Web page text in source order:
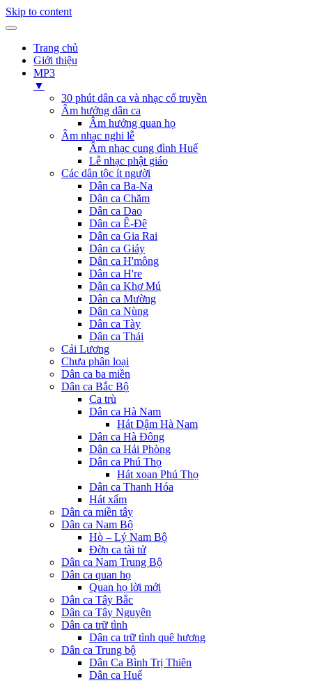
Skip to content
Trang chủ
Giới thiệu
MP3
▼
30 phút dân ca và nhạc cổ truyền
Âm hưởng dân ca
Âm hưởng quan họ
Âm nhạc nghi lễ
Âm nhạc cung đình Huế
Lễ nhạc phật giáo
Các dân tộc ít người
Dân ca Ba-Na
Dân ca Chăm
Dân ca Dao
Dân ca Ê-Đê
Dân ca Gia Rai
Dân ca Giáy
Dân ca H'mông
Dân ca H're
Dân ca Khơ Mú
Dân ca Mường
Dân ca Nùng
Dân ca Tày
Dân ca Thái
Cải Lương
Chưa phân loại
Dân ca ba miền
Dân ca Bắc Bộ
Ca trù
Dân ca Hà Nam
Hát Dậm Hà Nam
Dân ca Hà Đông
Dân ca Hải Phòng
Dân ca Phú Thọ
Hát xoan Phú Thọ
Dân ca Thanh Hóa
Hát xẩm
Dân ca miền tây
Dân ca Nam Bộ
Hò – Lý Nam Bộ
Đờn ca tài tử
Dân ca Nam Trung Bộ
Dân ca quan họ
Quan họ lời mới
Dân ca Tây Bắc
Dân ca Tây Nguyên
Dân ca trữ tình
Dân ca trữ tình quê hương
Dân ca Trung bộ
Dân Ca Bình Trị Thiên
Dân ca Huế